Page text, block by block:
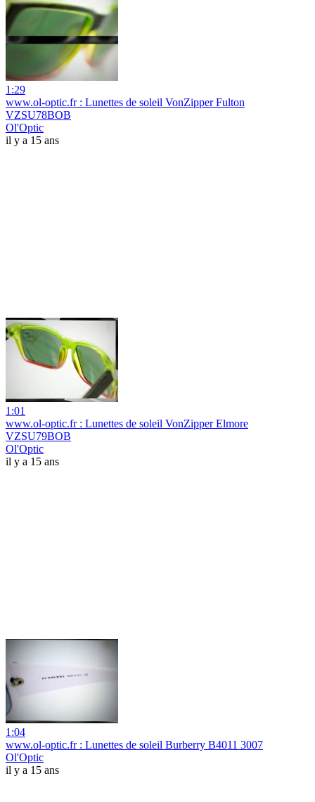
1:29
www.ol-optic.fr : Lunettes de soleil VonZipper Fulton
VZSU78BOB
Ol'Optic
il y a 15 ans
1:01
www.ol-optic.fr : Lunettes de soleil VonZipper Elmore
VZSU79BOB
Ol'Optic
il y a 15 ans
1:04
www.ol-optic.fr : Lunettes de soleil Burberry B4011 3007
Ol'Optic
il y a 15 ans